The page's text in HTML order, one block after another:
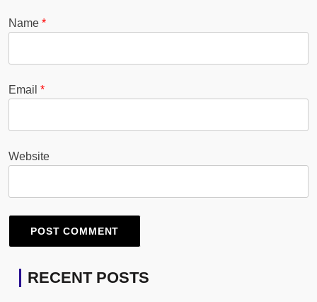
Name *
Email *
Website
RECENT POSTS